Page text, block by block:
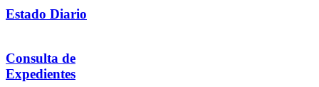
Estado Diario
Consulta de
Expedientes